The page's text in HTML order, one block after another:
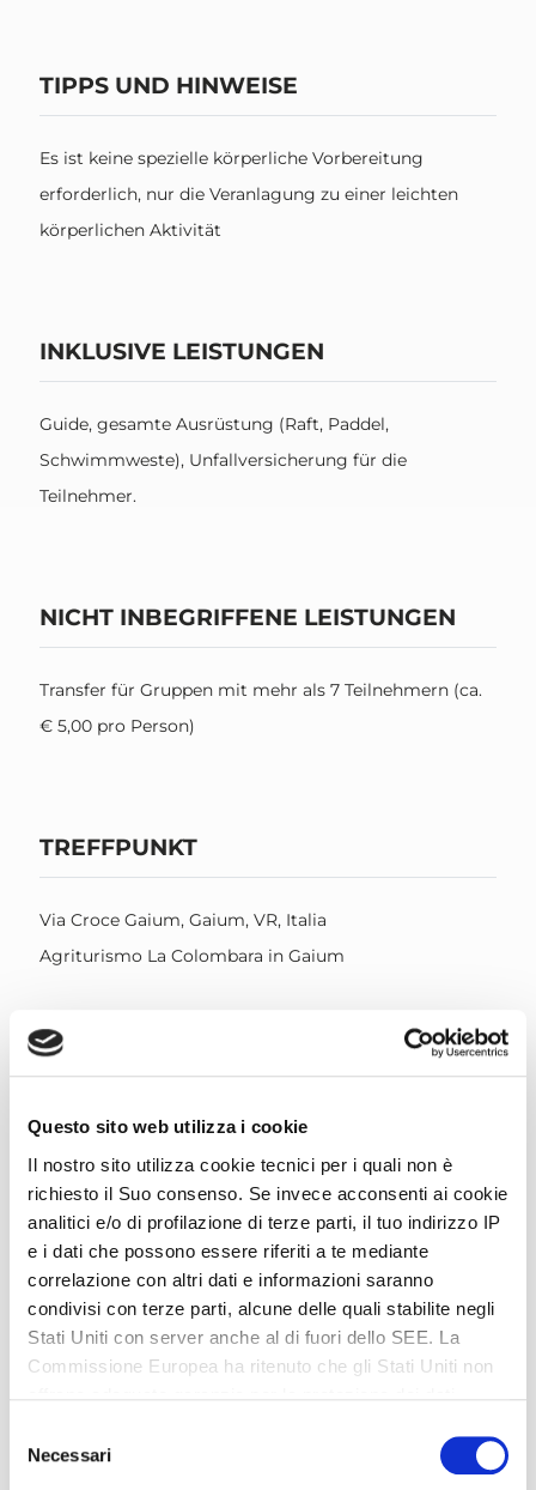
Questo sito web utilizza i cookie
Il nostro sito utilizza cookie tecnici per i quali non è
richiesto il Suo consenso. Se invece acconsenti ai cookie
analitici e/o di profilazione di terze parti, il tuo indirizzo IP
e i dati che possono essere riferiti a te mediante
correlazione con altri dati e informazioni saranno
condivisi con terze parti, alcune delle quali stabilite negli
Stati Uniti con server anche al di fuori dello SEE. La
Commissione Europea ha ritenuto che gli Stati Uniti non
stessi da parte delle autorità governative, ai mezzi di
tutela e ai diritti riconosciuti e per questo non sussiste
delNecessari
TIPPS UND HINWEISE
Es ist keine spezielle körperliche Vorbereitung
erforderlich, nur die Veranlagung zu einer leichten
körperlichen Aktivität
INKLUSIVE LEISTUNGEN
Guide, gesamte Ausrüstung (Raft, Paddel,
Schwimmweste), Unfallversicherung für die
Teilnehmer.
NICHT INBEGRIFFENE LEISTUNGEN
Transfer für Gruppen mit mehr als 7 Teilnehmern (ca.
€ 5,00 pro Person)
TREFFPUNKT
Via Croce Gaium, Gaium, VR, Italia
Agriturismo La Colombara in Gaium
ANREISEINFORMATIONEN
GEEIGNET FÜR
Die Aktivität wird mit einer Mindestteilnehmerzahl
von 6 Personen bestätigt.
MITBRINGEN
geschlossenen Sandalen, Badeanzug, Kurze Hose, T-